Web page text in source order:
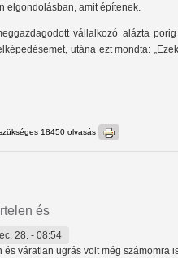
elgondolásban, amit építenek.
vállalkozó alázta
utána ezt mondta:
18450 olvasás
és
28. - 08:54
és váratlan ugrás volt még számomra